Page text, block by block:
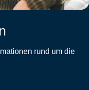
rund um die